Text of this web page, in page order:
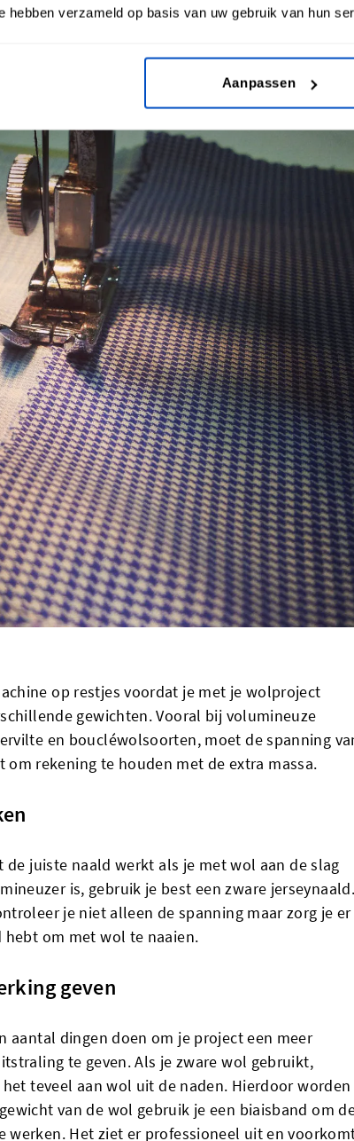
hebben verzameld op basis van uw gebruik van hun
Aanpassen
op restjes voordat je met je wolproject
gewichten. Vooral bij volumineuze
en boucléwolsoorten, moet de spanning
om rekening te houden met de extra massa.
de juiste naald werkt als je met wol aan de slag
is, gebruik je best een zware jerseynaald.
je niet alleen de spanning maar zorg je er
om met wol te naaien.
geven
aantal dingen doen om je project een meer
te geven. Als je zware wol gebruikt,
teveel aan wol uit de naden. Hierdoor worden
van de wol gebruik je een biaisband om
werken. Het ziet er professioneel uit en